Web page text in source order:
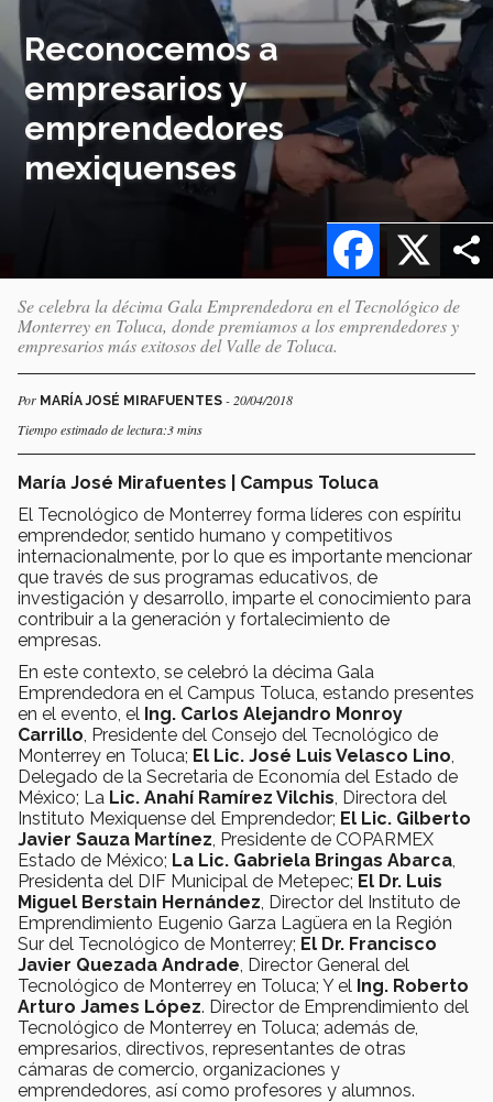
Reconocemos a
empresarios y
emprendedores
mexiquenses
X
Facebook
Se celebra la décima Gala Emprendedora en el Tecnológico de
Monterrey en Toluca, donde premiamos a los emprendedores y
empresarios más exitosos del Valle de Toluca.
Por MARÍA JOSÉ MIRAFUENTES - 20/04/2018
Tiempo estimado de lectura:3 mins
María José Mirafuentes | Campus Toluca
El Tecnológico de Monterrey forma líderes con espíritu
emprendedor, sentido humano y competitivos
internacionalmente, por lo que es importante mencionar
que través de sus programas educativos, de
investigación y desarrollo, imparte el conocimiento para
contribuir a la generación y fortalecimiento de
empresas.
En este contexto, se celebró la décima Gala
Emprendedora en el Campus Toluca, estando presentes
en el evento, el Ing. Carlos Alejandro Monroy
Carrillo , Presidente del Consejo del Tecnológico de
Monterrey en Toluca; El Lic. José Luis Velasco Lino
Delegado de la Secretaria de Economía del Estado de
México; La Lic. Anahí Ramírez Vilchis , Directora del
Instituto Mexiquense del Emprendedor; El Lic. Gilberto
Javier Sauza Martínez , Presidente de COPARMEX
Estado de México; La Lic. Gabriela Bringas Abarca
Presidenta del DIF Municipal de Metepec; El Dr. Luis
Miguel Berstain Hernández , Director del Instituto de
Emprendimiento Eugenio Garza Lagüera en la Región
Sur del Tecnológico de Monterrey; El Dr. Francisco
Javier Quezada Andrade , Director General del
Tecnológico de Monterrey en Toluca; Y el Ing. Roberto
Arturo James López. Director de Emprendimiento del
Tecnológico de Monterrey en Toluca; además de,
empresarios, directivos, representantes de otras
cámaras de comercio, organizaciones y
emprendedores, así como profesores y alumnos.